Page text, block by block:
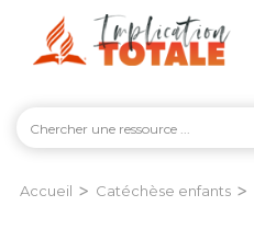
Accueil > Catéchèse enfants >